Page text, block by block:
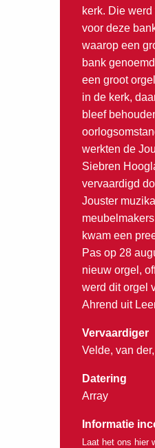
kerk. Die
voor deze
waarop een
bank
een groot
in de kerk,
bleef
werkten de
Siebren
vervaardigd
Jouster
kwam een
Pas op 28
nieuw orgel,
werd dit orgel
Ahrend uit
Vervaardiger
Velde, van
Datering
Array
Informatie
Laat het ons hier